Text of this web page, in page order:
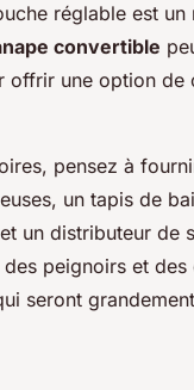
réglable est un
convertible
offrir une option de
pensez à
un tapis de
un distributeur de
peignoirs et des
seront